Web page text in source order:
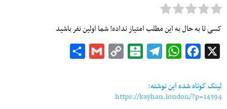
کسی تا به حال به این مطلب امتیاز نداده! شما اولین نفر باشید
Facebook
WhatsApp
Telegram
Balatarin
Copy
Gmail
لینک کوتاه شده این نوشته:
https://kayhan.london/?p=14394